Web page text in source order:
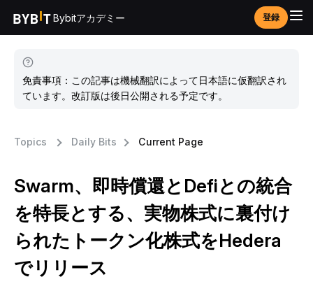
Bybitアカデミー 登録
免責事項：この記事は機械翻訳によって日本語に仮翻訳され
ています。改訂版は後日公開される予定です。
Topics Daily Bits Current Page
Swarm、即時償還とDefiとの統合
を特長とする、実物株式に裏付け
られたトークン化株式をHedera
でリリース